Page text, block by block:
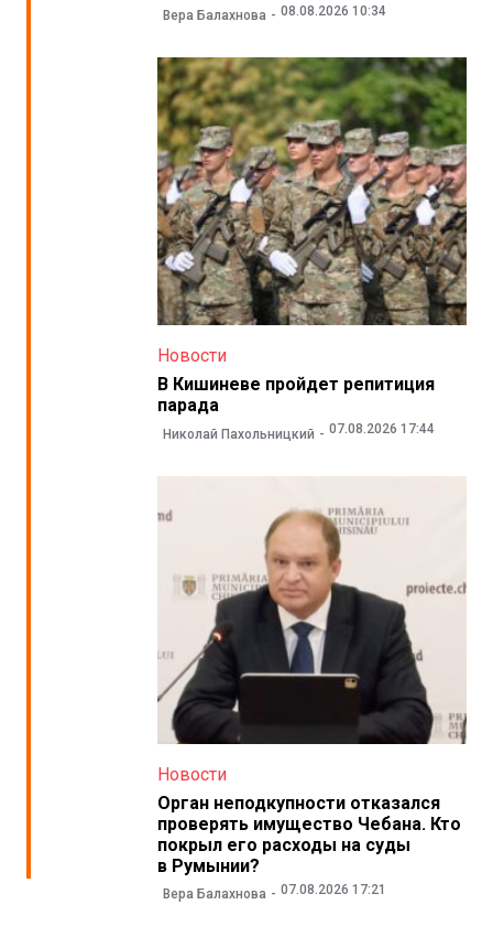
Вера Балахнова 08.08.2026 10:34
Новости
В Кишиневе пройдет репитиция
парада
Николай Пахольницкий 07.08.2026 17:44
Новости
Орган неподкупности отказался
проверять имущество Чебана. Кто
покрыл его расходы на суды
в Румынии?
Вера Балахнова 07.08.2026 17:21